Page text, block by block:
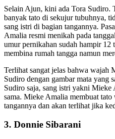
Selain Ajun, kini ada Tora Sudiro.
banyak tato di sekujur tubuhnya,
sang istri di bagian tangannya.
Amalia resmi menikah pada
umur pernikahan sudah hampir 12
membina rumah tangga namun
Terlihat sangat jelas bahwa wajah
Sudiro dengan gambar mata yang
Sudiro saja, sang istri yakni
sama. Mieke Amalia membuat tato
tangannya dan akan terlihat jika
3. Donnie Sibarani